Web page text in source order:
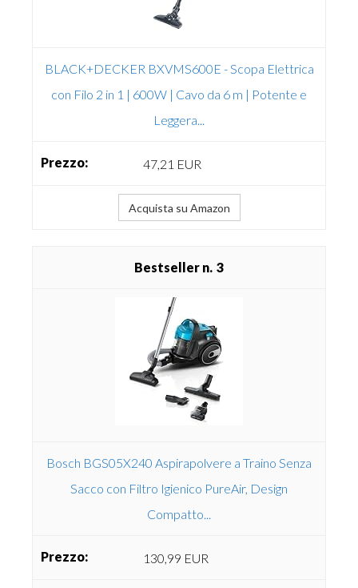
BLACK+DECKER BXVMS600E - Scopa Elettrica
con Filo 2 in 1 | 600W | Cavo da 6 m | Potente e
Leggera...
47,21 EUR
Acquista su Amazon
3
Bosch BGS05X240 Aspirapolvere a Traino Senza
Sacco con Filtro Igienico PureAir, Design
Compatto...
130,99 EUR